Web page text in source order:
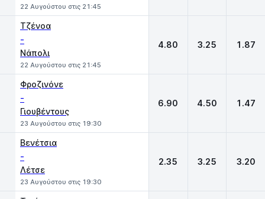
22 Αυγούστου στις 21:45
Τζένοα
-
Νάπολι
22 Αυγούστου στις 21:45
4.80 3.25 1.87
Φροζινόνε
-
Γιουβέντους
23 Αυγούστου στις 19:30
6.90 4.50 1.47
Βενέτσια
-
Λέτσε
23 Αυγούστου στις 19:30
2.35 3.25 3.20